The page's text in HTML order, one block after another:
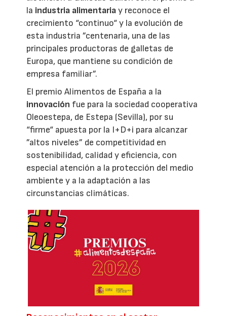
la industria alimentariay reconoce el
crecimiento “continuo“ y la evolución de
esta industria ”centenaria, una de las
principales productoras de galletas de
Europa, que mantiene su condición de
empresa familiar”.
El premio Alimentos de España a la
innovación fue para la sociedad cooperativa
Oleoestepa, de Estepa (Sevilla), por su
“firme“ apuesta por la I+D+i para alcanzar
”altos niveles” de competitividad en
sostenibilidad, calidad y eficiencia, con
especial atención a la protección del medio
ambiente y a la adaptación a las
circunstancias climáticas.